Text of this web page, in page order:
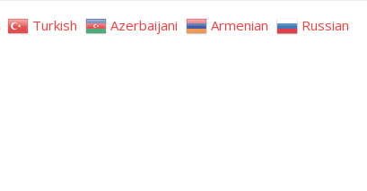
Turkish Azerbaijani Armenian Russian